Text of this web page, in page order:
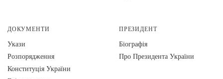
ДОКУМЕНТИ
Укази
Розпорядження
Конституція України
ПРЕЗИДЕНТ
Біографія
Про Президента України